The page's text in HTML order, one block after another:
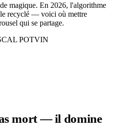
magique. En 2026, l'algorithme
le recyclé — voici où mettre
qui se partage.
POTVIN
mort — il domine